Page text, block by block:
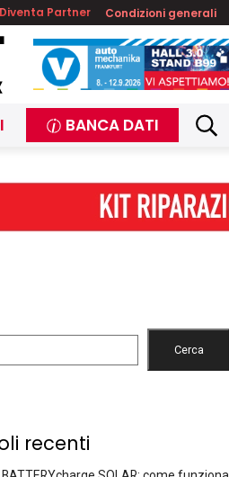
Diventa Partner Condizioni generali
BANCA DATI
Cerca
recenti